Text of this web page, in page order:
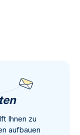
Ihnen zu
aufbauen